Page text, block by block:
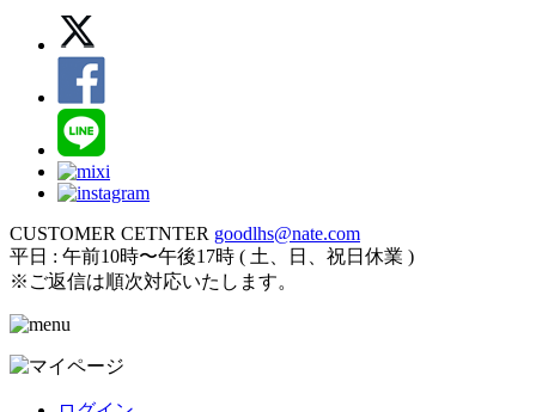
CUSTOMER CETNTER goodlhs@nate.com
平日 : 午前10時〜午後17時 ( 土、日、祝日休業 )
※ご返信は順次対応いたします。